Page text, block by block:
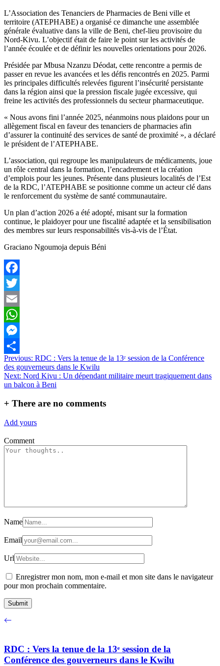
time
L’Association des Tenanciers de Pharmacies de Beni ville et
territoire (ATEPHABE) a organisé ce dimanche une assemblée
générale évaluative dans la ville de Beni, chef-lieu provisoire du
Nord-Kivu. L’objectif était de faire le point sur les activités de
l’année écoulée et de définir les nouvelles orientations pour 2026.
Présidée par Mbusa Nzanzu Déodat, cette rencontre a permis de
passer en revue les avancées et les défis rencontrés en 2025. Parmi
les principales difficultés relevées figurent l’insécurité persistante
dans la région ainsi que la pression fiscale jugée excessive, qui
freine les activités des professionnels du secteur pharmaceutique.
« Nous avons fini l’année 2025, néanmoins nous plaidons pour un
allègement fiscal en faveur des tenanciers de pharmacies afin
d’assurer la continuité des services de santé de proximité », a déclaré
le président de l’ATEPHABE.
L’association, qui regroupe les manipulateurs de médicaments, joue
un rôle central dans la formation, l’encadrement et la création
d’emplois pour les jeunes. Présente dans plusieurs localités de l’Est
de la RDC, l’ATEPHABE se positionne comme un acteur clé dans
le renforcement du système de santé communautaire.
Un plan d’action 2026 a été adopté, misant sur la formation
continue, le plaidoyer pour une fiscalité adaptée et la sensibilisation
des membres sur leurs responsabilités vis-à-vis de l’État.
Graciano Ngoumoja depuis Béni
Facebook
Twitter
Email
WhatsApp
Messenger
Partager
Navigation
de
l’article
Previous: RDC : Vers la tenue de la 13ᵉ session de la Conférence
des gouverneurs dans le Kwilu
Next: Nord Kivu : Un dépendant militaire meurt tragiquement dans
un balcon à Beni
+ There are no comments
Add yours
Comment
Name
Email
Url
Enregistrer mon nom, mon e-mail et mon site dans le navigateur
pour mon prochain commentaire.
RDC : Vers la tenue de la 13ᵉ session de la
Conférence des gouverneurs dans le Kwilu